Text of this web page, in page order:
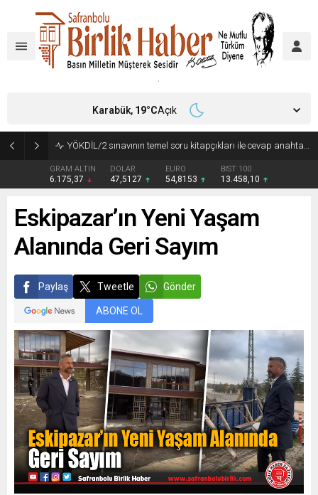
YÖKDİL/2 sınavının temel soru kitapçıkları ile cevap anahtarları yayımlandı
GRAM ALTIN
6.175,37
DOLAR
47,5127
EURO
54,8153
BIST 100
13.458,10
Karabük, 19°CAçık
Eskipazar’ın Yeni Yaşam
Alanında Geri Sayım
Paylaş Tweetle Gönder
ABONE OL